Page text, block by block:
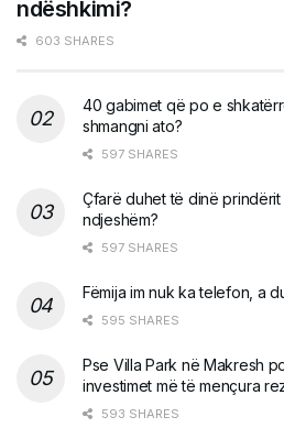
ndëshkimi?
603 SHARES
40 gabimet që po e
shmangni ato?
597 SHARES
Çfarë duhet të dinë
ndjeshëm?
597 SHARES
Fëmija im nuk ka telefon, a
595 SHARES
Pse Villa Park në Makresh
investimet më të mençura
593 SHARES